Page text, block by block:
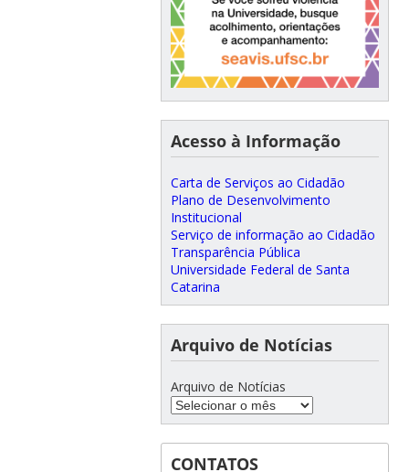
Acesso à Informação
Carta de Serviços ao Cidadão
Plano de Desenvolvimento
Institucional
Serviço de informação ao Cidadão
Transparência Pública
Universidade Federal de Santa
Catarina
Arquivo de Notícias
Arquivo de Notícias
CONTATOS